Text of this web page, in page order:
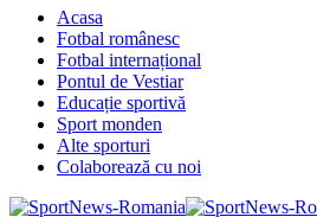
Acasa
Fotbal românesc
Fotbal internațional
Pontul de Vestiar
Educație sportivă
Sport monden
Alte sporturi
Colaborează cu noi